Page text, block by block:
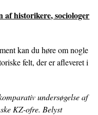
af historikere, sociologer
kan du høre om nogle
felt, der er afleveret i
undersøgelse af
KZ-ofre. Belyst